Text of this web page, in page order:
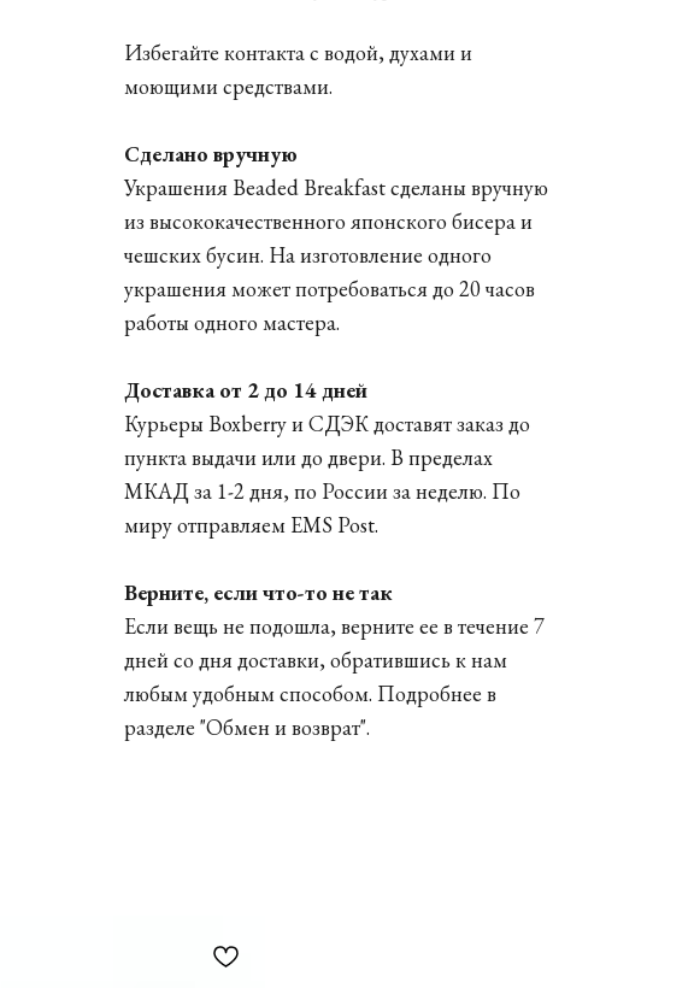
Избегайте контакта с водой, духами и
моющими средствами.
Сделано вручную
Украшения Beaded Breakfast сделаны вручную
из высококачественного японского бисера и
чешских бусин. На изготовление одного
украшения может потребоваться до 20 часов
работы одного мастера.
Доставка от 2 до 14 дней
Курьеры Boxberry и СДЭК доставят заказ до
пункта выдачи или до двери. В пределах
МКАД за 1-2 дня, по России за неделю. По
миру отправляем EMS Post.
Верните, если что-то не так
Если вещь не подошла, верните ее в течение 7
дней со дня доставки, обратившись к нам
любым удобным способом. Подробнее в
разделе"Обмен и возврат".